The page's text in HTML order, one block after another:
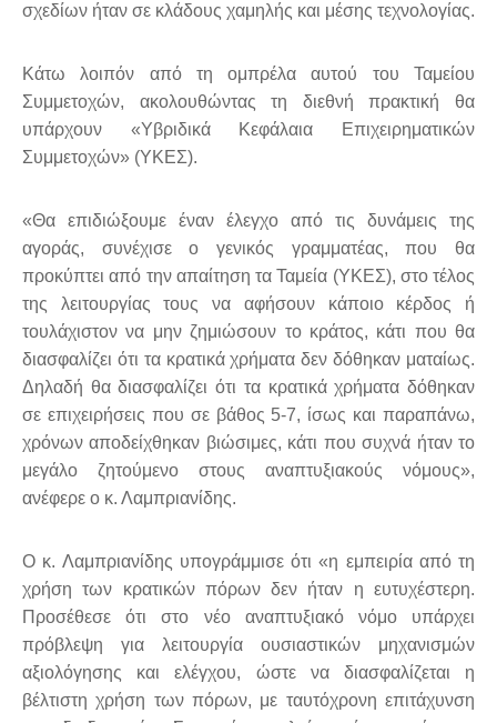
σχεδίων ήταν σε κλάδους χαμηλής και μέσης τεχνολογίας.
Κάτω λοιπόν από τη ομπρέλα αυτού του Ταμείου
Συμμετοχών, ακολουθώντας τη διεθνή πρακτική θα
υπάρχουν «Υβριδικά Κεφάλαια Επιχειρηματικών
Συμμετοχών» (ΥΚΕΣ).
«Θα επιδιώξουμε έναν έλεγχο από τις δυνάμεις της
αγοράς, συνέχισε ο γενικός γραμματέας, που θα
προκύπτει από την απαίτηση τα Ταμεία (ΥΚΕΣ), στο τέλος
της λειτουργίας τους να αφήσουν κάποιο κέρδος ή
τουλάχιστον να μην ζημιώσουν το κράτος, κάτι που θα
διασφαλίζει ότι τα κρατικά χρήματα δεν δόθηκαν ματαίως.
Δηλαδή θα διασφαλίζει ότι τα κρατικά χρήματα δόθηκαν
σε επιχειρήσεις που σε βάθος 5-7, ίσως και παραπάνω,
χρόνων αποδείχθηκαν βιώσιμες, κάτι που συχνά ήταν το
μεγάλο ζητούμενο στους αναπτυξιακούς νόμους»,
ανέφερε ο κ. Λαμπριανίδης.
Ο κ. Λαμπριανίδης υπογράμμισε ότι «η εμπειρία από τη
χρήση των κρατικών πόρων δεν ήταν η ευτυχέστερη.
Προσέθεσε ότι στο νέο αναπτυξιακό νόμο υπάρχει
πρόβλεψη για λειτουργία ουσιαστικών μηχανισμών
αξιολόγησης και ελέγχου, ώστε να διασφαλίζεται η
βέλτιστη χρήση των πόρων, με ταυτόχρονη επιτάχυνση